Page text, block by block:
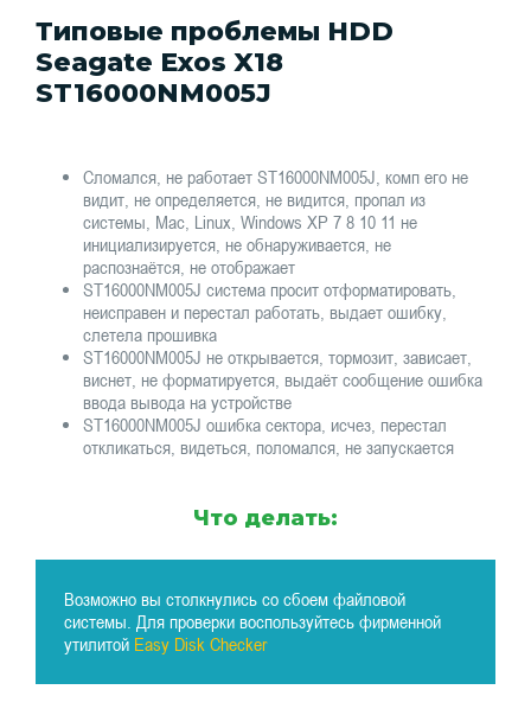
Типовые проблемы HDD
Seagate Exos X18
ST16000NM005J
Сломался, не работает ST16000NM005J, комп его не
видит, не определяется, не видится, пропал из
системы, Mac, Linux, Windows XP 7 8 10 11 не
инициализируется, не обнаруживается, не
распознаётся, не отображает
ST16000NM005J система просит отформатировать,
неисправен и перестал работать, выдает ошибку,
слетела прошивка
ST16000NM005J не открывается, тормозит, зависает,
виснет, не форматируется, выдаёт сообщение ошибка
ввода вывода на устройстве
ST16000NM005J ошибка сектора, исчез, перестал
откликаться, видеться, поломался, не запускается
Что делать:
Возможно вы столкнулись со сбоем файловой
системы. Для проверки воспользуйтесь фирменной
утилитой Easy Disk Checker